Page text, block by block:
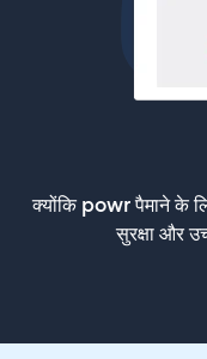
क्योंकि powr पैमाने के
सुरक्षा और